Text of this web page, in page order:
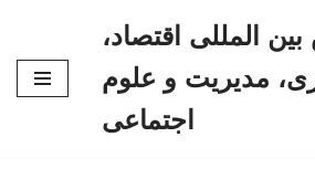
المللی اقتصاد،
مدیریت و علوم
اجتماعی